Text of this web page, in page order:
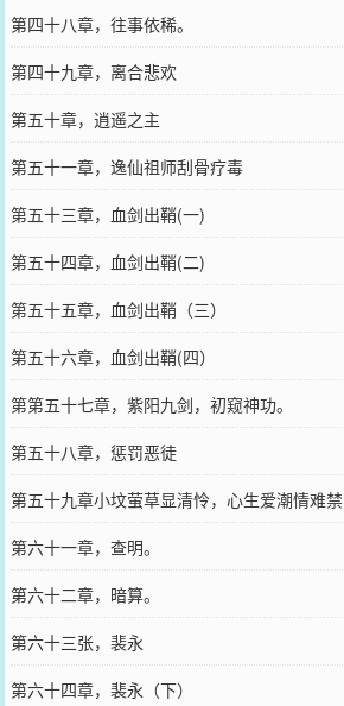
第四十八章，往事依稀。
第四十九章，离合悲欢
第五十章，逍遥之主
第五十一章，逸仙祖师刮骨疗毒
第五十三章，血剑出鞘(一)
第五十四章，血剑出鞘(二)
第五十五章，血剑出鞘（三）
第五十六章，血剑出鞘(四）
第第五十七章，紫阳九剑，初窥神功。
第五十八章，惩罚恶徒
第五十九章小坟萤草显清怜，心生爱潮情难禁
第六十一章，查明。
第六十二章，暗算。
第六十三张，裴永
第六十四章，裴永（下）